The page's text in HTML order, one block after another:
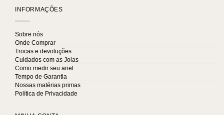
INFORMAÇÕES
Sobre nós
Onde Comprar
Trocas e devoluções
Cuidados com as Joias
Como medir seu anel
Tempo de Garantia
Nossas matérias primas
Política de Privacidade